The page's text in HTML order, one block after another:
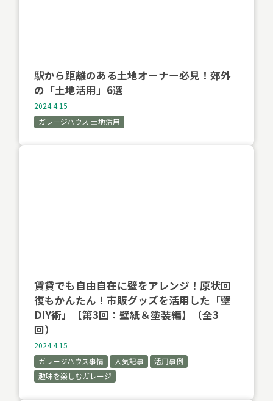
駅から距離のある土地オーナー必見！郊外
の「土地活用」6選
2024.4.15
ガレージハウス 土地活用
賃貸でも自由自在に壁をアレンジ！原状回
復もかんたん！市販グッズを活用した「壁
DIY術」【第3回：壁紙＆塗装編】（全3
回）
2024.4.15
ガレージハウス事情
人気記事
活用事例
趣味を楽しむガレージ